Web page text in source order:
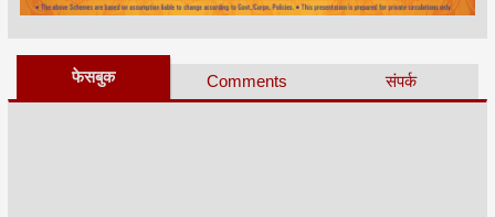
फेसबुक Comments संपर्क